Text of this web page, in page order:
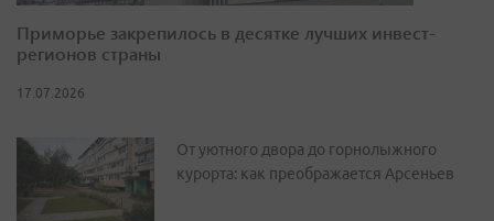
Приморье закрепилось в десятке лучших инвест-
регионов страны
17.07.2026
От уютного двора до горнолыжного
курорта: как преображается Арсеньев